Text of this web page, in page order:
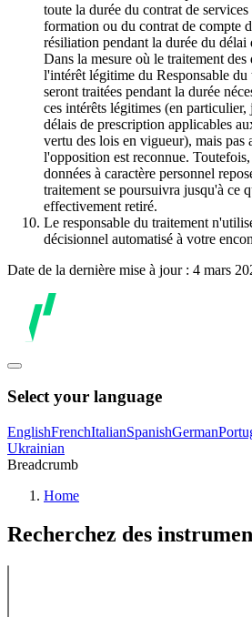
toute la durée du contrat de
formation ou du contrat de compte
résiliation pendant la durée du délai
Dans la mesure où le traitement des
l'intérêt légitime du Responsable du
seront traitées pendant la durée
ces intérêts légitimes (en
délais de prescription applicables
vertu des lois en vigueur), mais pas
l'opposition est reconnue.
données à caractère personnel
traitement se poursuivra jusqu'à ce
effectivement retiré.
Le responsable du traitement
décisionnel automatisé à votre
Date de la dernière mise à jour : 4 mars
Select your language
EnglishFrenchItalianSpanishGerman
Ukrainian
Breadcrumb
Home
Recherchez des